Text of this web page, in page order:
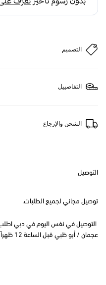
التصميم
التفاصييل
الشحن والإرجاع
التوصيل
توصيل مجاني لجميع الطلبات.
عجمان / أبو ظبي قبل الساعة 12 ظهراً